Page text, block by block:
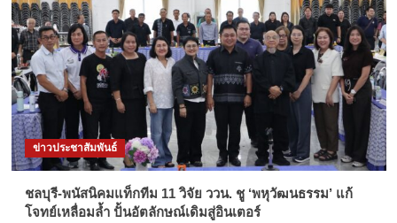
ข่าวประชาสัมพันธ์
ชลบุรี-พนัสนิคมแท็กทีม 11 วิจัย ววน. ชู ‘พหุวัฒนธรรม’ แก้
โจทย์เหลื่อมล้ำ ปั้นอัตลักษณ์เดิมสู่อินเตอร์